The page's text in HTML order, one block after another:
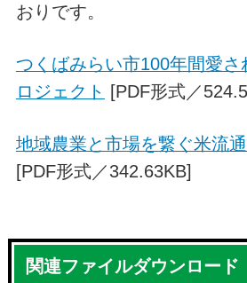
おりです。
つくばみらい市100年間愛さ
ロジェクト
[PDF形式／
地域農業と市場を繋ぐ米流
[PDF形式／342.63KB]
関連ファイルダウンロード